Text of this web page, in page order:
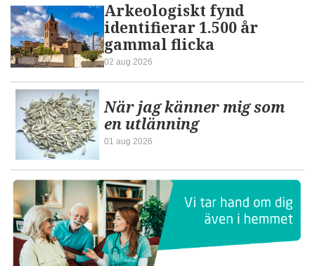
Arkeologiskt fynd
identifierar 1.500 år
gammal flicka
02 aug 2026
När jag känner mig som
en utlänning
01 aug 2026